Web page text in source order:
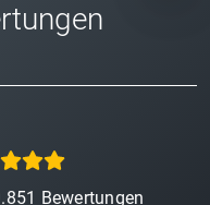
Bewertungen